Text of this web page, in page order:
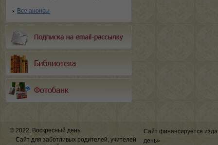
Все анонсы
© 2022, Воскресный день
Сайт для заботливых родителей, учителей
Сайт финансируется
день»